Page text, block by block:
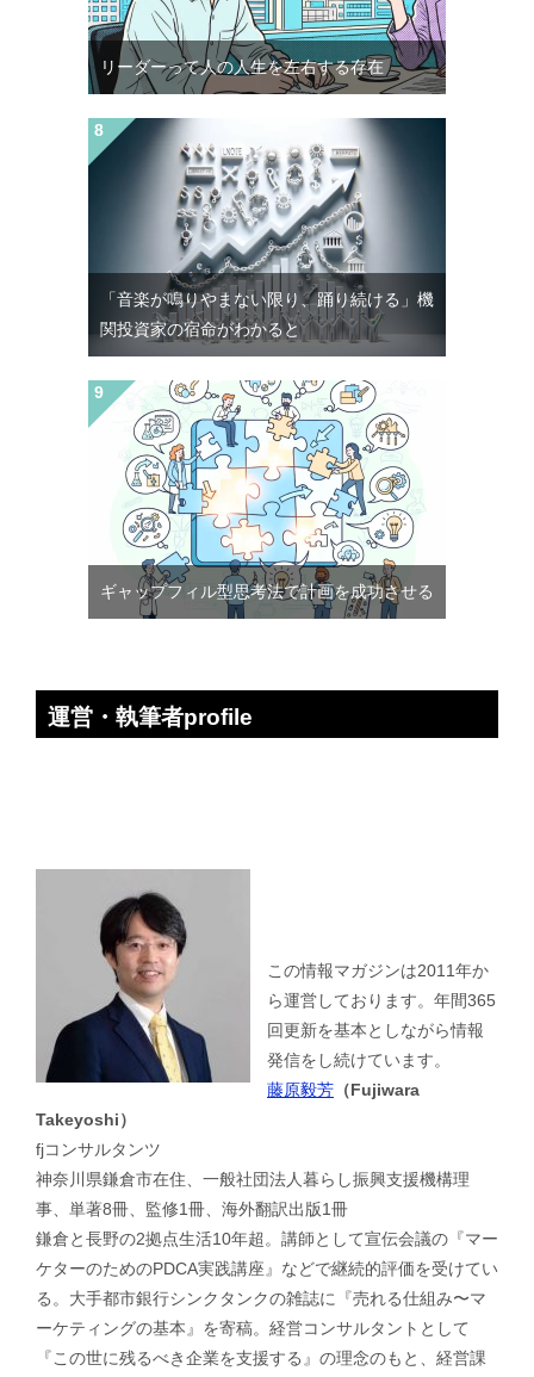
リーダーって人の人生を左右する存在
「音楽が鳴りやまない限り、踊り続ける」機
関投資家の宿命がわかると
ギャップフィル型思考法で計画を成功させる
運営・執筆者profile
この情報マガジンは2011年か
ら運営しております。年間365
回更新を基本としながら情報
発信をし続けています。
藤原毅芳 （Fujiwara
Takeyoshi）
fjコンサルタンツ
神奈川県鎌倉市在住、一般社団法人暮らし振興支援機構理
事、単著8冊、監修1冊、海外翻訳出版1冊
鎌倉と長野の2拠点生活10年超。講師として宣伝会議の『マー
ケターのためのPDCA実践講座』などで継続的評価を受けてい
る。大手都市銀行シンクタンクの雑誌に『売れる仕組み〜マ
ーケティングの基本』を寄稿。経営コンサルタントとして
『この世に残るべき企業を支援する』の理念のもと、経営課